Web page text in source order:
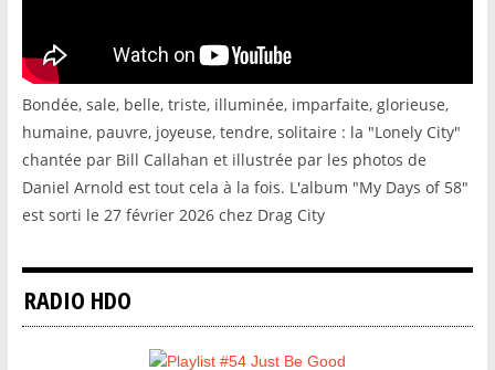
Bondée, sale, belle, triste, illuminée, imparfaite, glorieuse,
humaine, pauvre, joyeuse, tendre, solitaire : la "Lonely City"
chantée par Bill Callahan et illustrée par les photos de
Daniel Arnold est tout cela à la fois. L'album "My Days of 58"
est sorti le 27 février 2026 chez Drag City
RADIO HDO